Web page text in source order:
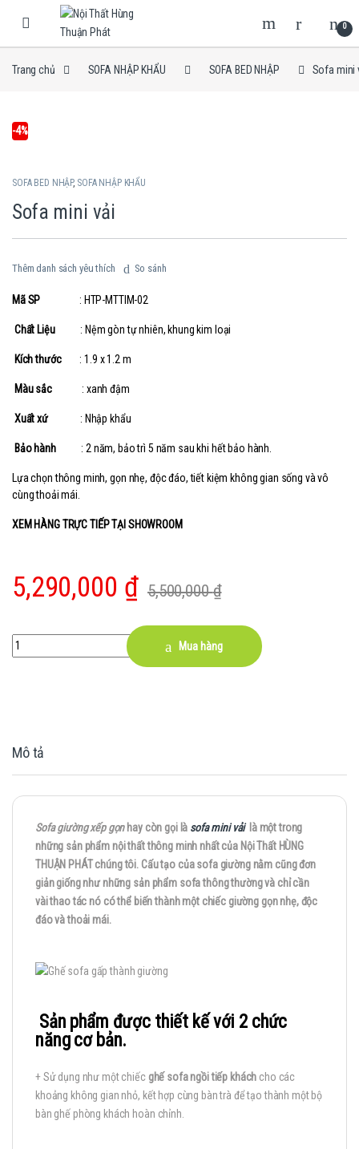
Skip to navigation
Skip to content
0
Trang chủ SOFA NHẬP KHẨU SOFA BED NHẬP Sofa mini
-4%
SOFA BED NHẬP, SOFA NHẬP KHẨU
Sofa mini vải
Thêm danh sách yêu thích So sánh
Mã SP : HTP-MTTIM-02
Chất Liệu : Nệm gòn tự nhiên, khung kim loại
Kích thước : 1.9 x 1.2 m
Màu sắc : xanh đậm
Xuất xứ : Nhập khẩu
Bảo hành : 2 năm, bảo trì 5 năm sau khi hết bảo hành.
Lựa chọn thông minh, gọn nhẹ, độc đáo, tiết kiệm không gian sống và vô
cùng thoải mái.
XEM HÀNG TRỰC TIẾP TẠI SHOWROOM
5,290,000 ₫ 5,500,000₫
Quantity Mua hàng
Mô tả
Sofa giường xếp gọnhay còn gọi là sofa mini vải là một trong
những sản phẩm nội thất thông minh nhất của Nội Thất HÙNG
THUẬN PHÁT chúng tôi. Cấu tạo của sofa giường nằm cũng đơn
giản giống như những sản phẩm sofa thông thường và chỉ cần
vài thao tác nó có thể biến thành một chiếc giường gọn nhẹ, độc
đáo và thoải mái.
Sản phẩm được thiết kế với 2 chức
năng cơ bản.
+ Sử dụng như một chiếc ghế sofa ngồi tiếp khách cho các
khoảng không gian nhỏ, kết hợp cùng bàn trà để tạo thành một bộ
bàn ghế phòng khách hoàn chỉnh.